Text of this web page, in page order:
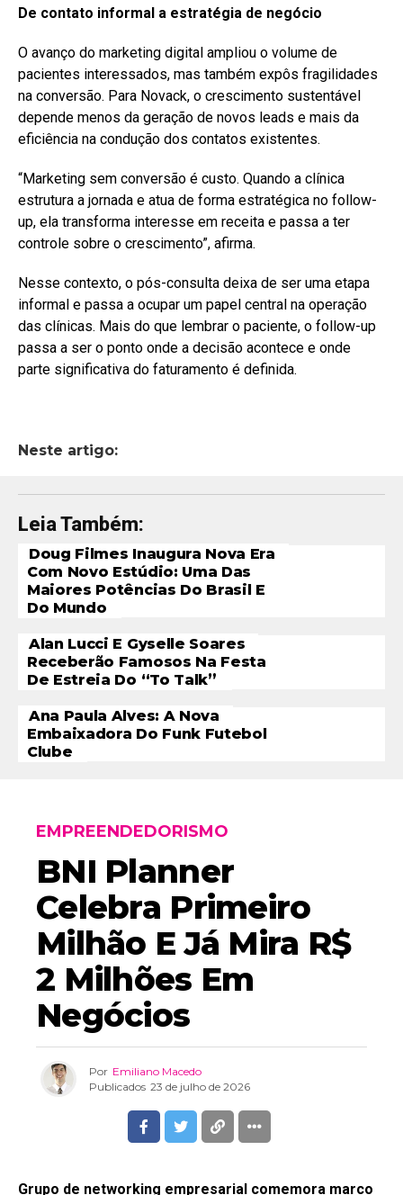
De contato informal a estratégia de negócio
O avanço do marketing digital ampliou o volume de
pacientes interessados, mas também expôs fragilidades
na conversão. Para Novack, o crescimento sustentável
depende menos da geração de novos leads e mais da
eficiência na condução dos contatos existentes.
“Marketing sem conversão é custo. Quando a clínica
estrutura a jornada e atua de forma estratégica no follow-
up, ela transforma interesse em receita e passa a ter
controle sobre o crescimento”, afirma.
Nesse contexto, o pós-consulta deixa de ser uma etapa
informal e passa a ocupar um papel central na operação
das clínicas. Mais do que lembrar o paciente, o follow-up
passa a ser o ponto onde a decisão acontece e onde
parte significativa do faturamento é definida.
Neste artigo:
Leia Também:
Doug Filmes Inaugura Nova Era
Com Novo Estúdio: Uma Das
Maiores Potências Do Brasil E
Do Mundo
Alan Lucci E Gyselle Soares
Receberão Famosos Na Festa
De Estreia Do “To Talk”
Ana Paula Alves: A Nova
Embaixadora Do Funk Futebol
Clube
EMPREENDEDORISMO
BNI Planner
Celebra Primeiro
Milhão E Já Mira R$
2 Milhões Em
Negócios
Por Emiliano Macedo
Publicados 23 de julho de 2026
Grupo de networking empresarial comemora marco